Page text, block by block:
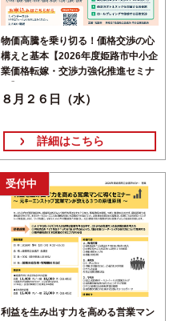
物価高騰を乗り切る！価格交渉の心
構えと基本【2026年度姫路市中小企
業価格転嫁・交渉力強化推進セミナ
８月２６日（水）
詳細はこちら
受付中
利益を生み出す力を高める営業マン